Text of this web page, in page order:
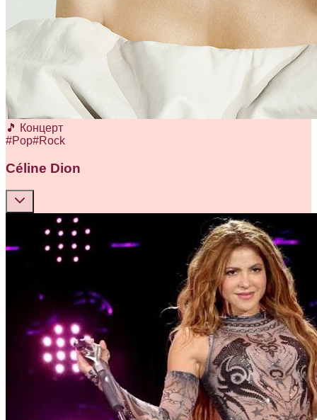
🎵 Концерт
#Pop#Rock
Céline Dion